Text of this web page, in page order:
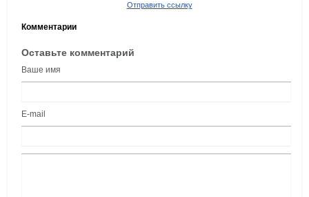
Отправить ссылку
Комментарии
Оставьте комментарий
Ваше имя
E-mail